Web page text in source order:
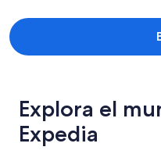
Explora el
Expedia